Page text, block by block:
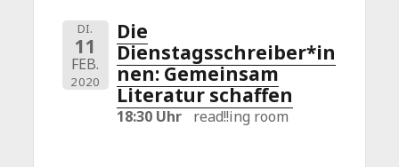
DI.
11
FEB.
2020
Die
Dienstagsschreiber*in
nen: Gemeinsam
Literatur schaffen
18:30 Uhr read!!ing room